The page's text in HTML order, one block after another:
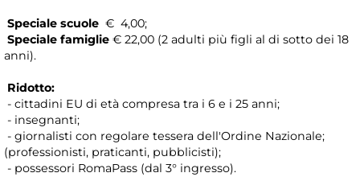
Speciale scuole € 4,00;
Speciale famiglie € 22,00 (2 adulti più figli al di sotto dei 18
anni).
Ridotto:
- cittadini EU di età compresa tra i 6 e i 25 anni;
- insegnanti;
- giornalisti con regolare tessera dell'Ordine Nazionale;
(professionisti, praticanti, pubblicisti);
- possessori RomaPass (dal 3° ingresso).